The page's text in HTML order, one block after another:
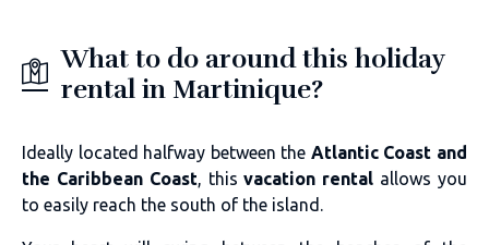
What to do around this holiday
rental in Martinique?
Ideally located halfway between the Atlantic Coast and
the Caribbean Coast, thisvacation rental allows you
to easily reach the south of the island.